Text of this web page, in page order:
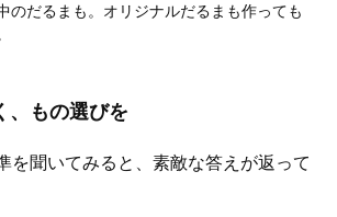
のだるまも。オリジナルだるまも作っても
、もの選びを
を聞いてみると、素敵な答えが返って